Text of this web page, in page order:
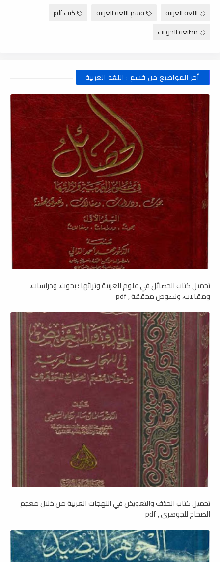
اللغة العربية قسم اللغة العربية
كتب pdf
مطبعة الجوائب
أخر المواضيع من قسم : اللغة العربية
تحميل كتاب الحصائل في علوم العربية وتراثها ؛ بحوث، ودراسات،
ومقالات، ونصوص محققة , pdf
تحميل كتاب الحذف والتعويض في اللهجات العربية من خلال معجم
الصحاح للجوهري , pdf